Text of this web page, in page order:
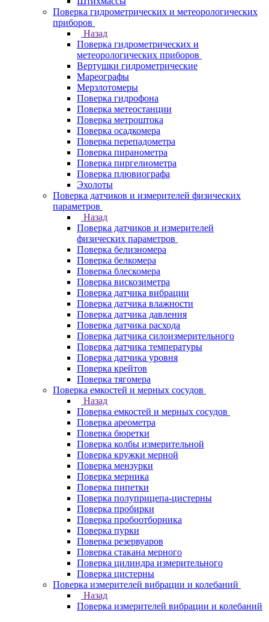
Поверка гидрометрических и метеорологических
приборов
Назад
Поверка гидрометрических и
метеорологических приборов
Вертушки гидрометрические
Мареографы
Мерзлотомеры
Поверка гидрофона
Поверка метеостанции
Поверка метроштока
Поверка осадкомера
Поверка перепадометра
Поверка пиранометра
Поверка пиргелиометра
Поверка плювиографа
Эхолоты
Поверка датчиков и измерителей физических
параметров
Назад
Поверка датчиков и измерителей
физических параметров
Поверка белизномера
Поверка белкомера
Поверка блескомера
Поверка вискозиметра
Поверка датчика вибрации
Поверка датчика влажности
Поверка датчика давления
Поверка датчика расхода
Поверка датчика силоизмерительного
Поверка датчика температуры
Поверка датчика уровня
Поверка крейтов
Поверка тягомера
Поверка емкостей и мерных сосудов
Назад
Поверка емкостей и мерных сосудов
Поверка ареометра
Поверка бюретки
Поверка колбы измерительной
Поверка кружки мерной
Поверка мензурки
Поверка мерника
Поверка пипетки
Поверка полуприцепа-цистерны
Поверка пробирки
Поверка пробоотборника
Поверка пурки
Поверка резервуаров
Поверка стакана мерного
Поверка цилиндра измерительного
Поверка цистерны
Поверка измерителей вибрации и колебаний
Назад
Поверка измерителей вибрации и колебаний